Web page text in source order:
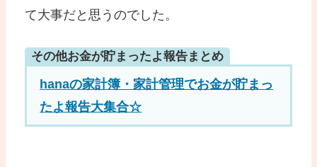
て大事だと思うのでした。
その他お金が貯まったよ報告まとめ
hanaの家計簿・家計管理でお金が貯まっ
たよ報告大集合☆